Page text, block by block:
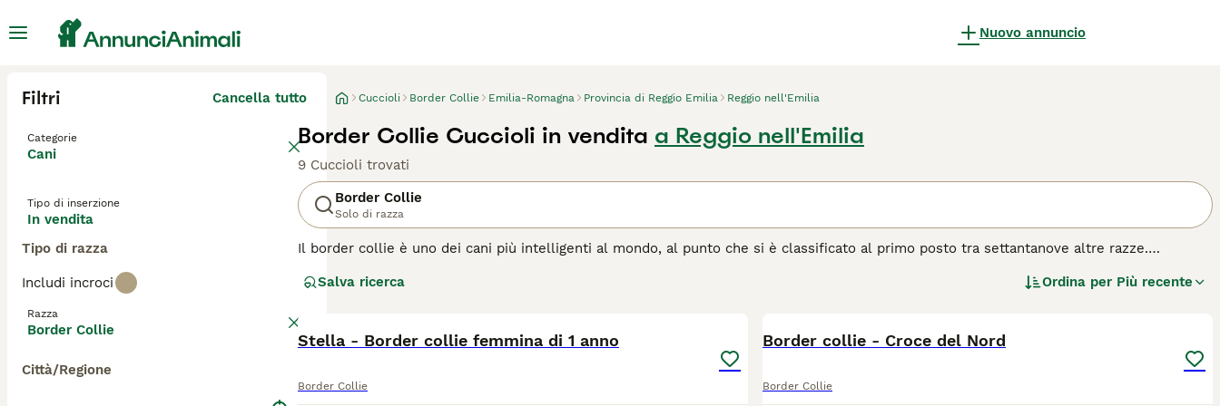
Nuovo annuncio
Filtri Cancella tutto
Categorie
Cani
Tipo di inserzione
In vendita
Tipo di razza
Includi incroci
Razza
Border Collie
Città/Regione
Cuccioli Border Collie Emilia-Romagna Provincia di Reggio Emilia Reggio nell'Emilia
Border Collie Cuccioli in vendita a Reggio nell'Emilia
9 Cuccioli trovati
Border Collie
Solo di razza
Il border collie è uno dei cani più intelligenti al mondo, al punto che si è classificato al primo posto tra settantanove altre razze.
ottimo cane da lavoro e da compagnia, particolarmente adatto alle persone che conducono una vita attiva all'aperto. Questa è una razza
Leggi lanostra pagina di consigli sul Border Collie per informazioni su questa razza di cane.
Salva ricerca Ordina per Più recente
Stella - Border collie femmina di 1 anno
Border Collie
Border collie - Croce del Nord
Border Collie